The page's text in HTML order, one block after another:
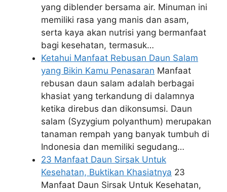
yang diblender bersama air. Minuman ini
memiliki rasa yang manis dan asam,
serta kaya akan nutrisi yang bermanfaat
bagi kesehatan, termasuk…
Ketahui Manfaat Rebusan Daun Salam
yang Bikin Kamu Penasaran Manfaat
rebusan daun salam adalah berbagai
khasiat yang terkandung di dalamnya
ketika direbus dan dikonsumsi. Daun
salam (Syzygium polyanthum) merupakan
tanaman rempah yang banyak tumbuh di
Indonesia dan memiliki segudang…
23 Manfaat Daun Sirsak Untuk
Kesehatan, Buktikan Khasiatnya 23
Manfaat Daun Sirsak Untuk Kesehatan,